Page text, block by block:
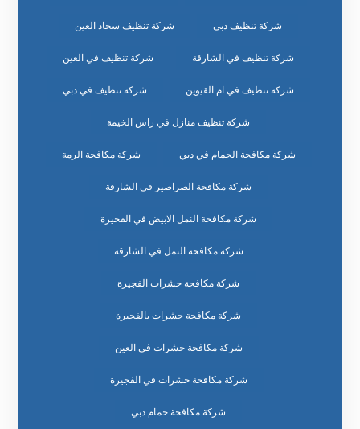
شركة تنظيف دبي شركة تنظيف سجاد العين
شركة تنظيف في الشارقة شركة تنظيف في العين
شركة تنظيف في ام القيوين شركة تنظيف في دبي
شركة تنظيف منازل في راس الخيمة
شركة مكافحة الحمام في دبي شركة مكافحة الرمة
شركة مكافحة الصراصير في الشارقة
شركة مكافحة النمل الابيض في الفجيرة
شركة مكافحة النمل في الشارقة
شركة مكافحة حشرات الفجيرة
شركة مكافحة حشرات بالفجيرة
شركة مكافحة حشرات في العين
شركة مكافحة حشرات في الفجيرة
شركة مكافحة حمام دبي